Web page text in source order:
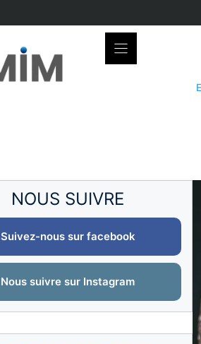
NOUS SUIVRE
Suivez-nous sur facebook
Nous suivre sur Instagram